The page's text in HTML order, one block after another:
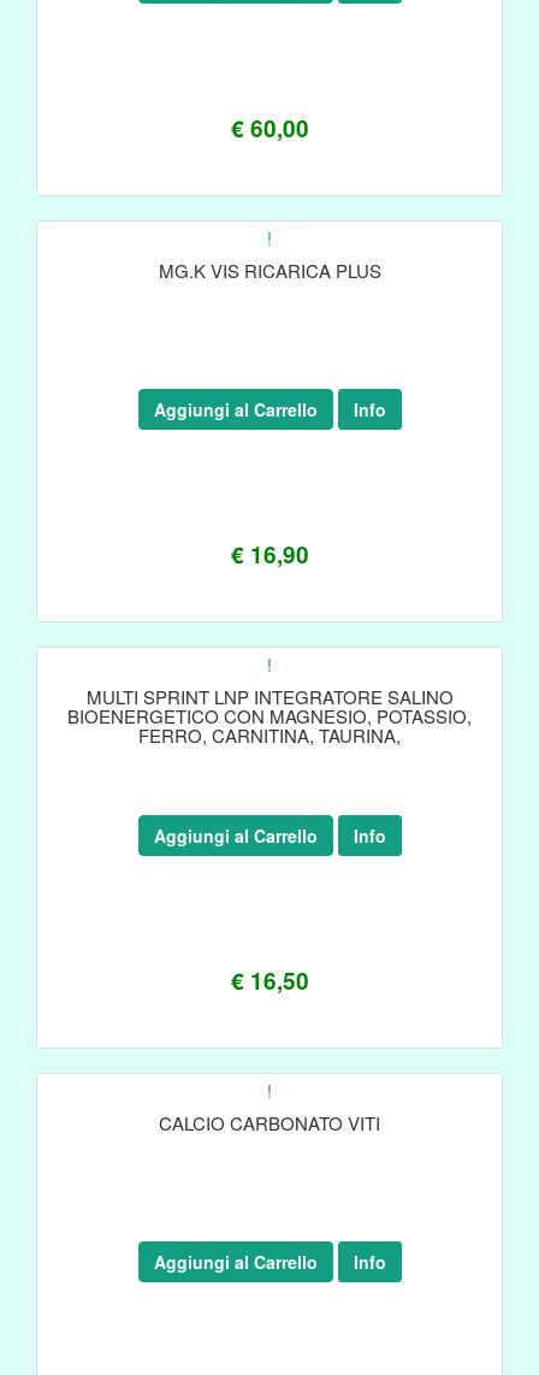
€ 60,00
!
MG.K VIS RICARICA PLUS
€ 16,90
Aggiungi al Carrello Info
!
MULTI SPRINT LNP INTEGRATORE SALINO
BIOENERGETICO CON MAGNESIO, POTASSIO,
FERRO, CARNITINA, TAURINA,
€ 16,50
Aggiungi al Carrello Info
!
CALCIO CARBONATO VITI
Aggiungi al Carrello Info